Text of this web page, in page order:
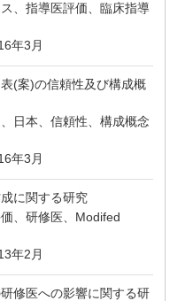
、指導医評価、臨床指導
年3月
(案)の信頼性及び構成概
日本、信頼性、構成概念
年3月
に関する研究
、研修医、Modifed
年2月
修医への影響に関する研